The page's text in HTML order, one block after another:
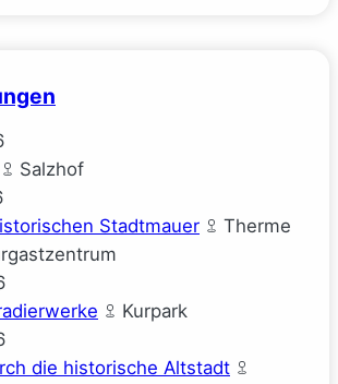
Salzhof
Stadtmauer
Therme
Kurpark
die historische Altstadt